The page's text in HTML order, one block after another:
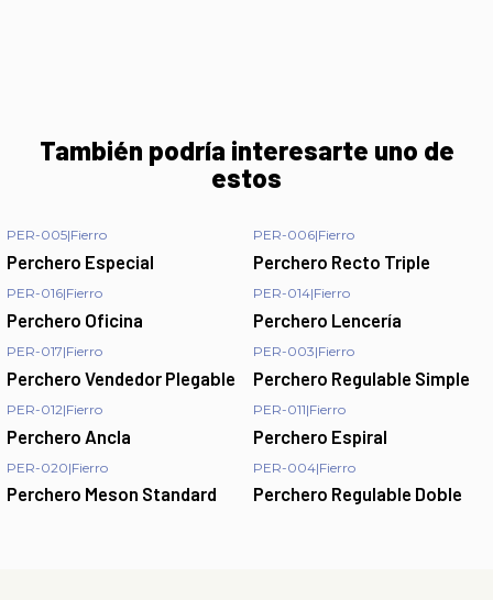
También podría interesarte uno de
estos
PER-005|Fierro
Perchero Especial
PER-006|Fierro
Perchero Recto Triple
PER-016|Fierro
Perchero Oficina
PER-014|Fierro
Perchero Lencería
PER-017|Fierro
Perchero Vendedor Plegable
PER-003|Fierro
Perchero Regulable Simple
PER-012|Fierro
Perchero Ancla
PER-011|Fierro
Perchero Espiral
PER-020|Fierro
Perchero Meson Standard
PER-004|Fierro
Perchero Regulable Doble